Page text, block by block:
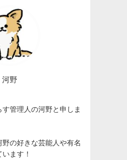
河野
管理人の河野と申しま
の好きな芸能人や有名
ます！